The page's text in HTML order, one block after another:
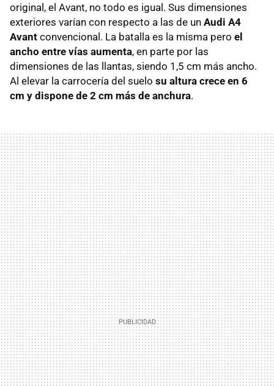
original, el Avant, no todo es igual. Sus dimensiones
exteriores varían con respecto a las de un Audi A4
Avant convencional. La batalla es la misma pero el
ancho entre vías aumenta, en parte por las
dimensiones de las llantas, siendo 1,5 cm más ancho.
Al elevar la carrocería del suelo su altura crece en 6
cm y dispone de 2 cm más de anchura.